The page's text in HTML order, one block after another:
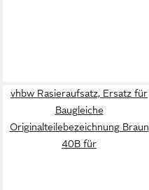
vhbw Rasieraufsatz, Ersatz für
Baugleiche
Originalteilebezeichnung Braun
40B für